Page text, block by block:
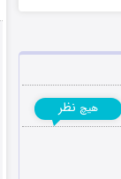
هیچ نظر